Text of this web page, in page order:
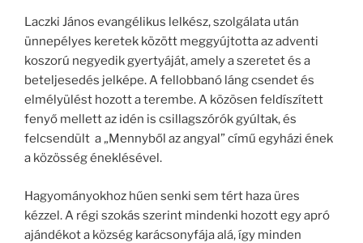
Laczki János evangélikus lelkész, szolgálata után
ünnepélyes keretek között meggyújtotta az adventi
koszorú negyedik gyertyáját, amely a szeretet és a
beteljesedés jelképe. A fellobbanó láng csendet és
elmélyülést hozott a terembe. A közösen feldíszített
fenyő mellett az idén is csillagszórók gyúltak, és
felcsendült a „Mennyből az angyal” című egyházi ének
a közösség éneklésével.
Hagyományokhoz hűen senki sem tért haza üres
kézzel. A régi szokás szerint mindenki hozott egy apró
ajándékot a község karácsonyfája alá, így minden